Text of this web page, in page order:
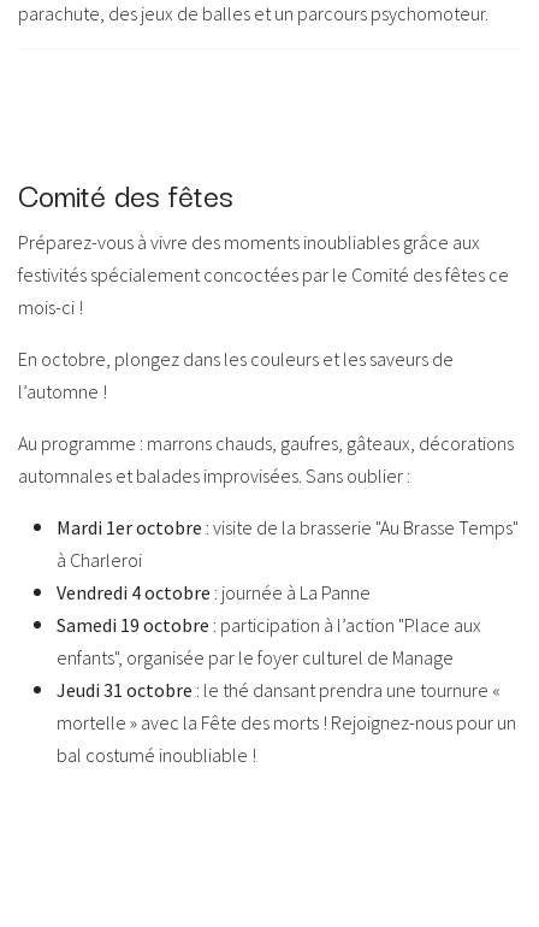
parachute, des jeux de balles et un parcours psychomoteur.
Comité des fêtes
Préparez-vous à vivre des moments inoubliables grâce aux
festivités spécialement concoctées par le Comité des fêtes ce
mois-ci !
En octobre, plongez dans les couleurs et les saveurs de
l’automne !
Au programme : marrons chauds, gaufres, gâteaux, décorations
automnales et balades improvisées. Sans oublier :
Mardi 1er octobre : visite de la brasserie "Au Brasse Temps"
à Charleroi
Vendredi 4 octobre : journée à La Panne
Samedi 19 octobre : participation à l’action "Place aux
enfants", organisée par le foyer culturel de Manage
Jeudi 31 octobre : le thé dansant prendra une tournure «
mortelle » avec la Fête des morts ! Rejoignez-nous pour un
bal costumé inoubliable !